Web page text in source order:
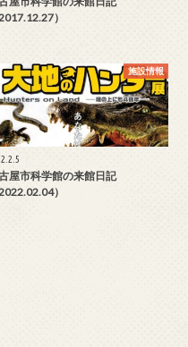
2017.12.27）
施設情報
屋市科学館の来館日記
2022.02.04）